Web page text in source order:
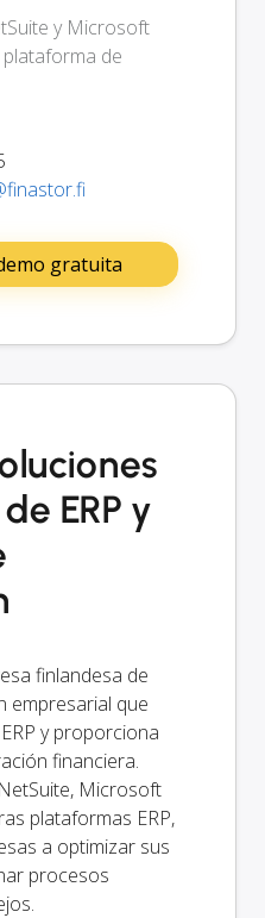
y Microsoft
de
gratuita
ERP y
finlandesa de
empresarial que
y proporciona
financiera.
Microsoft
plataformas ERP,
a optimizar sus
procesos